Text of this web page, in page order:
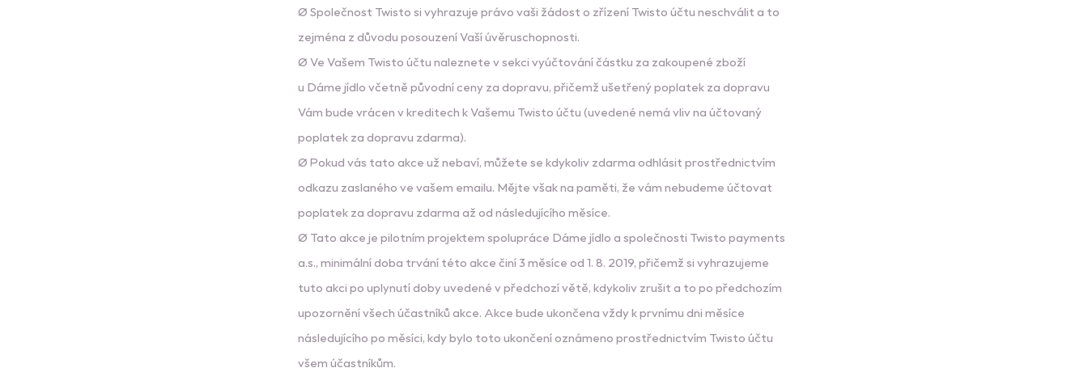
Ø Společnost Twisto si vyhrazuje právo vaši žádost o zřízení Twisto účtu neschválit a to
zejména z důvodu posouzení Vaší úvěruschopnosti.
Ø Ve Vašem Twisto účtu naleznete v sekci vyúčtování částku za zakoupené zboží
u Dáme jídlo včetně původní ceny za dopravu, přičemž ušetřený poplatek za dopravu
Vám bude vrácen v kreditech k Vašemu Twisto účtu (uvedené nemá vliv na účtovaný
poplatek za dopravu zdarma).
Ø Pokud vás tato akce už nebaví, můžete se kdykoliv zdarma odhlásit prostřednictvím
odkazu zaslaného ve vašem emailu. Mějte však na paměti, že vám nebudeme účtovat
poplatek za dopravu zdarma až od následujícího měsíce.
Ø Tato akce je pilotním projektem spolupráce Dáme jídlo a společnosti Twisto payments
a.s., minimální doba trvání této akce činí 3 měsíce od 1. 8. 2019, přičemž si vyhrazujeme
tuto akci po uplynutí doby uvedené v předchozí větě, kdykoliv zrušit a to po předchozím
upozornění všech účastníků akce. Akce bude ukončena vždy k prvnímu dni měsíce
následujícího po měsíci, kdy bylo toto ukončení oznámeno prostřednictvím Twisto účtu
všem účastníkům.